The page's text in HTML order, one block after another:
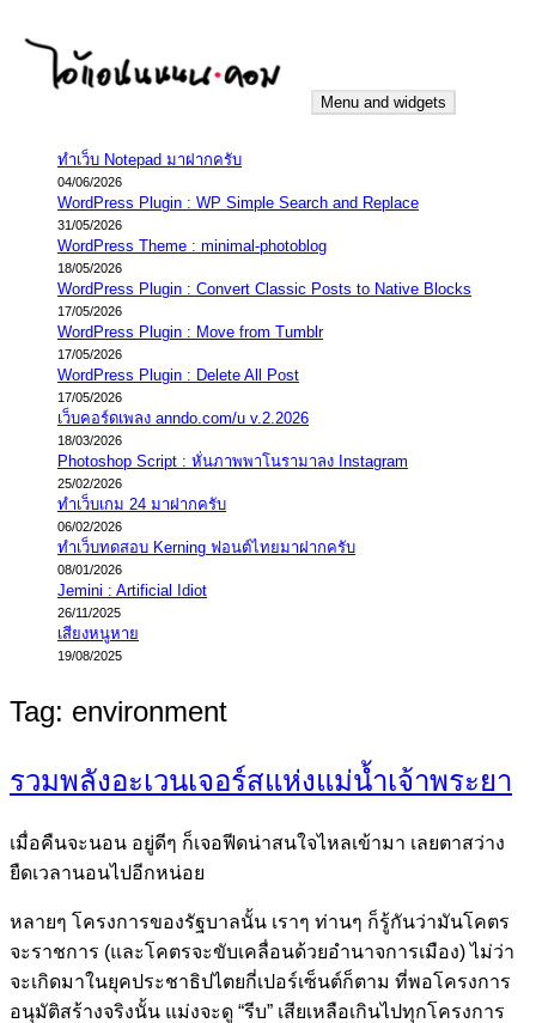
content
iannnnn.com
ความจริงมีสองด้าน คือจริงของมึง กับจริงของกู
Menu and widgets
ทำเว็บ Notepad มาฝากครับ
04/06/2026
WordPress Plugin : WP Simple Search and Replace
31/05/2026
WordPress Theme : minimal-photoblog
18/05/2026
WordPress Plugin : Convert Classic Posts to Native Blocks
17/05/2026
WordPress Plugin : Move from Tumblr
17/05/2026
WordPress Plugin : Delete All Post
17/05/2026
เว็บคอร์ดเพลง anndo.com/u v.2.2026
18/03/2026
Photoshop Script : หั่นภาพพาโนรามาลง Instagram
25/02/2026
ทำเว็บเกม 24 มาฝากครับ
06/02/2026
ทำเว็บทดสอบ Kerning ฟอนต์ไทยมาฝากครับ
08/01/2026
Jemini : Artificial Idiot
26/11/2025
เสียงหนูหาย
19/08/2025
Tag: environment
รวมพลังอะเวนเจอร์สแห่งแม่น้ำเจ้าพระยา
เมื่อคืนจะนอน อยู่ดีๆ ก็เจอฟีดน่าสนใจไหลเข้ามา เลยตาสว่าง
ยืดเวลานอนไปอีกหน่อย
หลายๆ โครงการของรัฐบาลนั้น เราๆ ท่านๆ ก็รู้กันว่ามันโคตร
จะราชการ (และโคตรจะขับเคลื่อนด้วยอำนาจการเมือง) ไม่ว่า
จะเกิดมาในยุคประชาธิปไตยกี่เปอร์เซ็นต์ก็ตาม ที่พอโครงการ
อนุมัติสร้างจริงนั้น แม่งจะดู “รีบ” เสียเหลือเกินไปทุกโครงการ